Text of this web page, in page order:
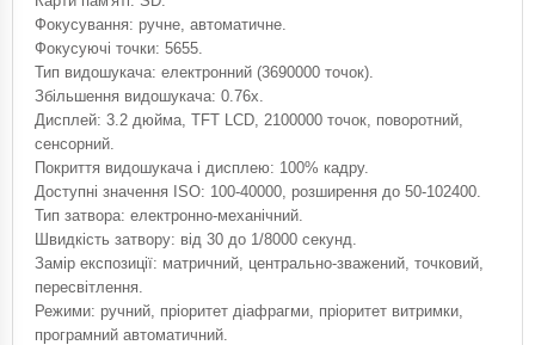
Фокусування: ручне, автоматичне.
Фокусуючі точки: 5655.
Тип видошукача: електронний (3690000 точок).
Збільшення видошукача: 0.76x.
Дисплей: 3.2 дюйма, TFT LCD, 2100000 точок, поворотний,
сенсорний.
Покриття видошукача і дисплею: 100% кадру.
Доступні значення ISO: 100-40000, розширення до 50-102400.
Тип затвора: електронно-механічний.
Швидкість затвору: від 30 до 1/8000 секунд.
Замір експозиції: матричний, центрально-зважений, точковий,
пересвітлення.
Режими: ручний, пріоритет діафрагми, пріоритет витримки,
програмний автоматичний.